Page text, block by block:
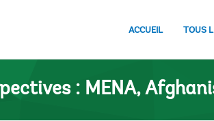
ACCUEIL TOUS
: MENA,